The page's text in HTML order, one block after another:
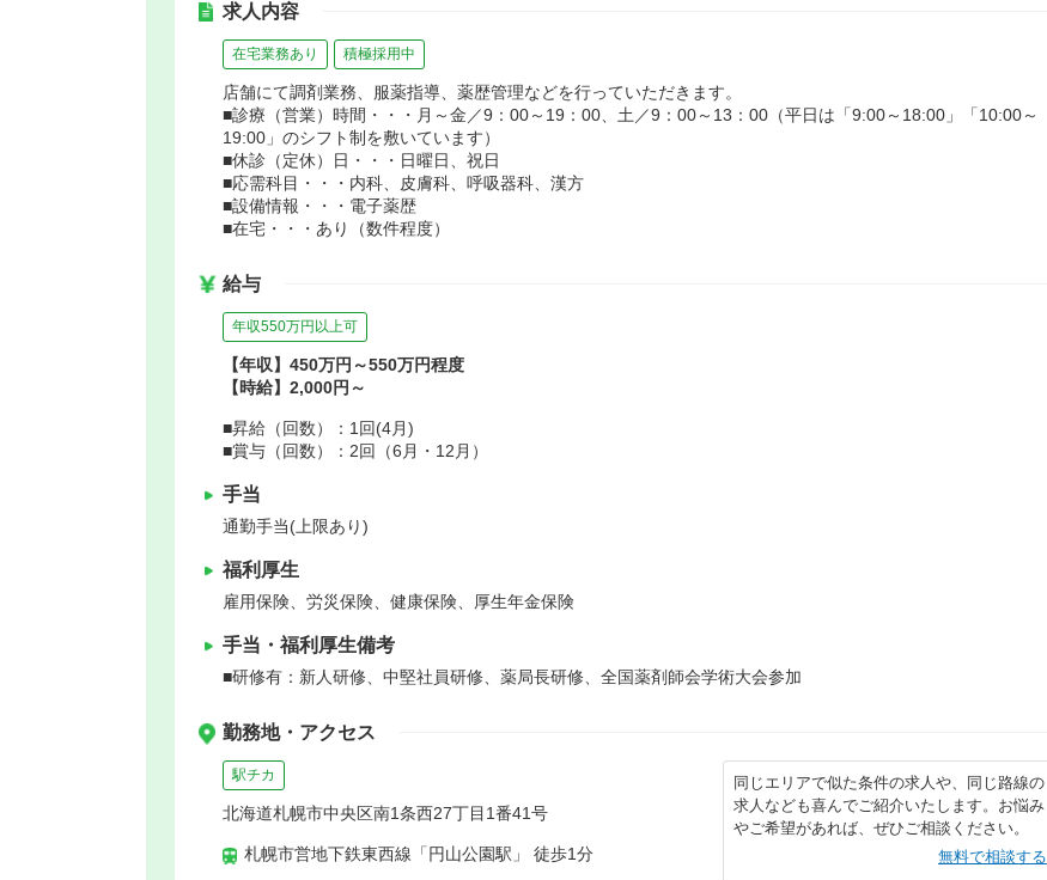
求人内容
在宅業務あり 積極採用中
店舗にて調剤業務、服薬指導、薬歴管理などを行っていただきます。
■診療（営業）時間・・・月～金／9：00～19：00、土／9：00～13：00（平日は「9:00～18:00」「10:00～
19:00」のシフト制を敷いています）
■休診（定休）日・・・日曜日、祝日
■応需科目・・・内科、皮膚科、呼吸器科、漢方
■設備情報・・・電子薬歴
■在宅・・・あり（数件程度）
給与
年収550万円以上可
【年収】450万円～550万円程度
【時給】2,000円～
■昇給（回数）：1回(4月)
■賞与（回数）：2回（6月・12月）
手当
通勤手当(上限あり)
福利厚生
雇用保険、労災保険、健康保険、厚生年金保険
手当・福利厚生備考
■研修有：新人研修、中堅社員研修、薬局長研修、全国薬剤師会学術大会参加
勤務地・アクセス
駅チカ
北海道札幌市中央区南1条西27丁目1番41号
札幌市営地下鉄東西線「円山公園駅」 徒歩1分
同じエリアで似た条件の求人や、同じ路線の
求人なども喜んでご紹介いたします。お悩み
やご希望があれば、ぜひご相談ください。
無料で相談する